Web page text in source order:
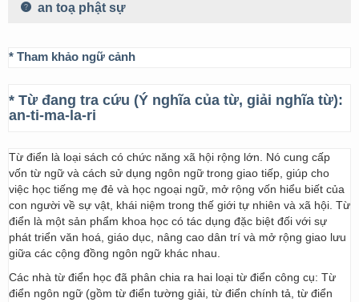
an toạ phật sự
* Tham khảo ngữ cảnh
* Từ đang tra cứu (Ý nghĩa của từ, giải nghĩa từ):
an-ti-ma-la-ri
Từ điển là loại sách có chức năng xã hội rộng lớn. Nó cung cấp
vốn từ ngữ và cách sử dụng ngôn ngữ trong giao tiếp, giúp cho
việc học tiếng mẹ đẻ và học ngoại ngữ, mở rộng vốn hiểu biết của
con người về sự vật, khái niệm trong thế giới tự nhiên và xã hội. Từ
điển là một sản phẩm khoa học có tác dụng đặc biệt đối với sự
phát triển văn hoá, giáo dục, nâng cao dân trí và mở rộng giao lưu
giữa các cộng đồng ngôn ngữ khác nhau.
Các nhà từ điển học đã phân chia ra hai loại từ điển công cụ: Từ
điển ngôn ngữ (gồm từ điển tường giải, từ điển chính tả, từ điển